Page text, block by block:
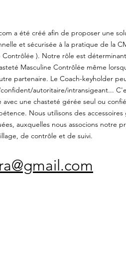
a été créé afin de proposer une
et sécurisée à la pratique de la
Contrôlée ). Notre rôle est
Masculine Contrôlée même
partenaire. Le Coach-keyholder
autoritaire/intransigeant...
avec une chasteté gérée seul ou
Nous utilisons des
auxquelles nous associons notre
de contrôle et de suivi.